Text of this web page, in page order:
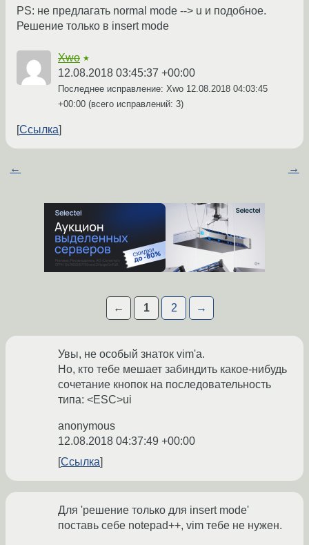
PS: не предлагать normal mode --> u и подобное.
Решение только в insert mode
Xwo ★
12.08.2018 03:45:37 +00:00
Последнее исправление: Xwo 12.08.2018 04:03:45
+00:00 (всего исправлений: 3)
Ссылка
← →
← 1 2 →
Увы, не особый знаток vim'а.
Но, кто тебе мешает забиндить какое-нибудь
сочетание кнопок на последовательность
типа: <ESC>ui
anonymous
12.08.2018 04:37:49 +00:00
Ссылка
Для 'решение только для insert mode'
поставь себе notepad++, vim тебе не нужен.